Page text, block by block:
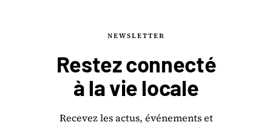
NEWSLETTER
Restez connecté
à lavie locale
Recevez les actus, événements et